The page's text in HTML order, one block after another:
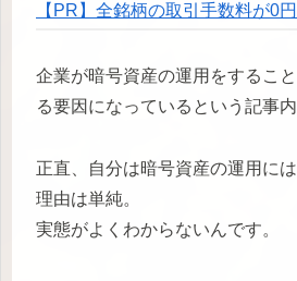
【PR】全銘柄の取引手数料が0
企業が暗号資産の運用をするこ
る要因になっているという記事内
正直、自分は暗号資産の運用に
理由は単純。
実態がよくわからないんです。